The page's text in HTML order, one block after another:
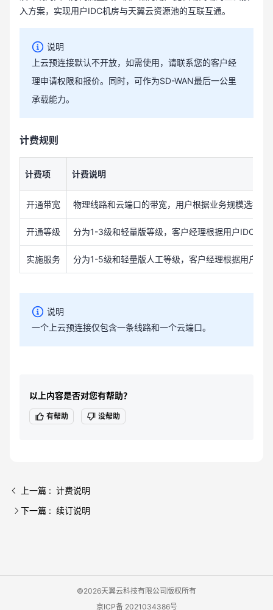
入方案，实现用户IDC机房与天翼云资源池的互联互通。
说明
上云预连接默认不开放，如需使用，请联系您的客户经
理申请权限和报价。同时，可作为SD-WAN最后一公里
承载能力。
计费规则
计费项 计费说明
开通带宽 物理线路和云端口的带宽，用户根据业务规模选择需
开通等级 分为1-3级和轻量版等级，客户经理根据用户IDC地
实施服务 分为1-5级和轻量版人工等级，客户经理根据用户
说明
一个上云预连接仅包含一条线路和一个云端口。
以上内容是否对您有帮助？
有帮助 没帮助
上一篇 : 计费说明
下一篇 : 续订说明
©2026天翼云科技有限公司版权所有
京ICP备 2021034386号